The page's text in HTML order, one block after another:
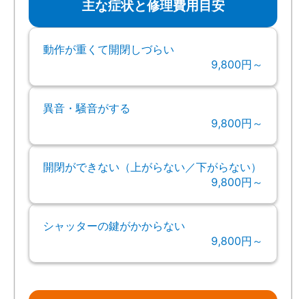
主な症状と修理費用目安
動作が重くて開閉しづらい
9,800円～
異音・騒音がする
9,800円～
開閉ができない（上がらない／下がらない）
9,800円～
シャッターの鍵がかからない
9,800円～